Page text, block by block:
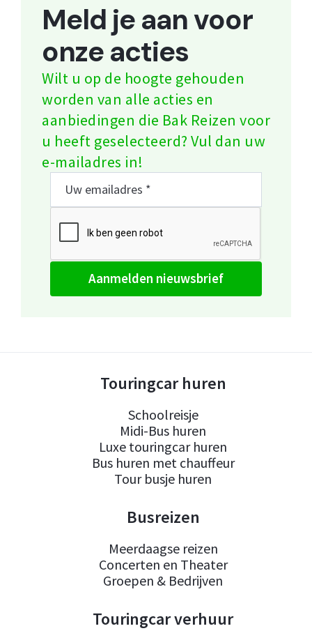
Meld je aan voor
onze acties
Wilt u op de hoogte gehouden
worden van alle acties en
aanbiedingen die Bak Reizen voor
u heeft geselecteerd? Vul dan uw
e-mailadres in!
aanmelden nieuwsbrief
Touringcar huren
Schoolreisje
Midi-Bus huren
Luxe touringcar huren
Bus huren met chauffeur
Tour busje huren
Busreizen
Meerdaagse reizen
Concerten en Theater
Groepen & Bedrijven
Touringcar verhuur